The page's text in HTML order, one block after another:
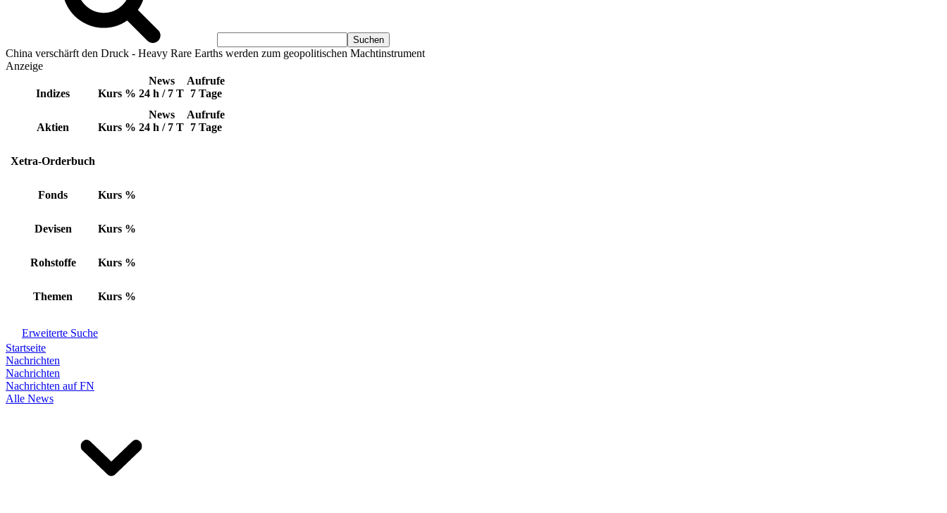
China verschärft den Druck - Heavy Rare Earths werden zum geopolitischen Machtinstrument
Anzeige
Indizes Kurs %
News
24 h / 7 T
Aufrufe
7 Tage
Aktien Kurs %
News
24 h / 7 T
Aufrufe
7 Tage
Xetra-Orderbuch
Fonds Kurs %
Devisen Kurs %
Rohstoffe Kurs %
Themen Kurs %
Erweiterte Suche
Startseite
Nachrichten
Nachrichten
Nachrichten auf FN
Alle News